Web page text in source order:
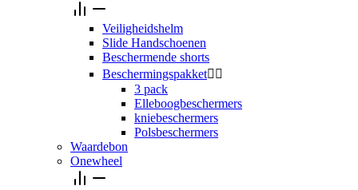
Veiligheidshelm
Slide Handschoenen
Beschermende shorts
Beschermingspakket 
3 pack
Elleboogbeschermers
kniebeschermers
Polsbeschermers
Waardebon
Onewheel